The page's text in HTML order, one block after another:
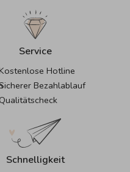
Service
Hotline
Bezahlablauf
Qualitätscheck
Schnelligkeit